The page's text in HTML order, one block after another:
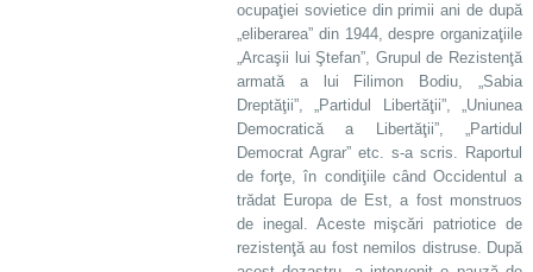
ocupaţiei sovietice din primii ani de după
„eliberarea” din 1944, despre organizaţiile
„Arcaşii lui Ştefan”, Grupul de Rezistenţă
armată a lui Filimon Bodiu, „Sabia
Dreptăţii”, „Partidul Libertăţii”, „Uniunea
Democratică a Libertăţii”, „Partidul
Democrat Agrar” etc. s-a scris. Raportul
de forţe, în condiţiile când Occidentul a
trădat Europa de Est, a fost monstruos
de inegal. Aceste mişcări patriotice de
rezistenţă au fost nemilos distruse. După